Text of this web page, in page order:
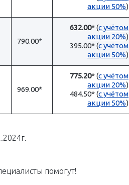
акции 50%)
790.00*
632.00* (с учётом
акции 20%)
395.00* (с учётом
акции 50%)
969.00*
775.20* (с учётом
акции 20%)
484.50* (с учётом
акции 50%)
помогут!